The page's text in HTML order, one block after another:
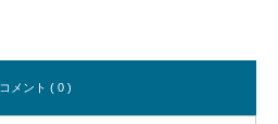
コメント ( 0 )